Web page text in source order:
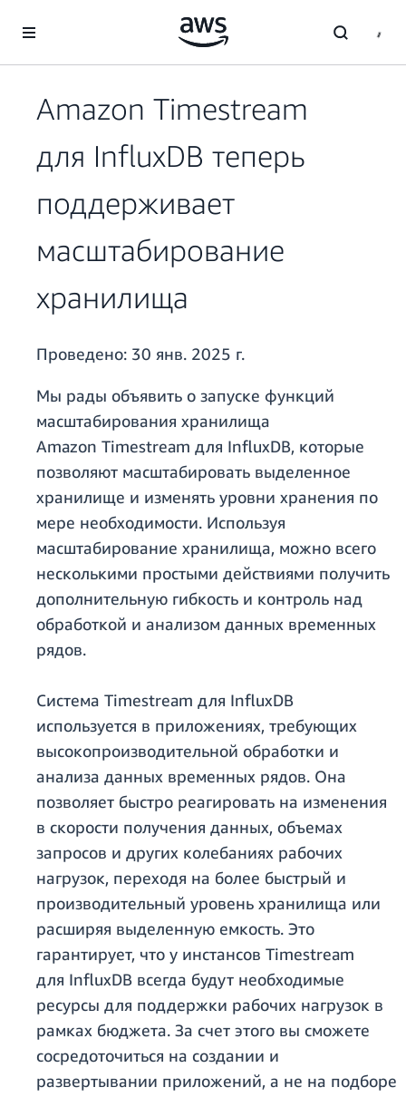
Перейти к главному контенту
Amazon Timestream
для InfluxDB теперь
поддерживает
масштабирование
хранилища
Проведено: 30 янв. 2025 г.
Мы рады объявить о запуске функций
масштабирования хранилища
Amazon Timestream для InfluxDB, которые
позволяют масштабировать выделенное
хранилище и изменять уровни хранения по
мере необходимости. Используя
масштабирование хранилища, можно всего
несколькими простыми действиями получить
дополнительную гибкость и контроль над
обработкой и анализом данных временных
рядов.
Система Timestream для InfluxDB
используется в приложениях, требующих
высокопроизводительной обработки и
анализа данных временных рядов. Она
позволяет быстро реагировать на изменения
в скорости получения данных, объемах
запросов и других колебаниях рабочих
нагрузок, переходя на более быстрый и
производительный уровень хранилища или
расширяя выделенную емкость. Это
гарантирует, что у инстансов Timestream
для InfluxDB всегда будут необходимые
ресурсы для поддержки рабочих нагрузок в
рамках бюджета. За счет этого вы сможете
сосредоточиться на создании и
развертывании приложений, а не на подборе